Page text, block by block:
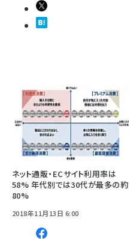
ネット通販・ECサイト利用率は
58% 年代別では30代が最多の約
80%
2018年11月13日 6:00